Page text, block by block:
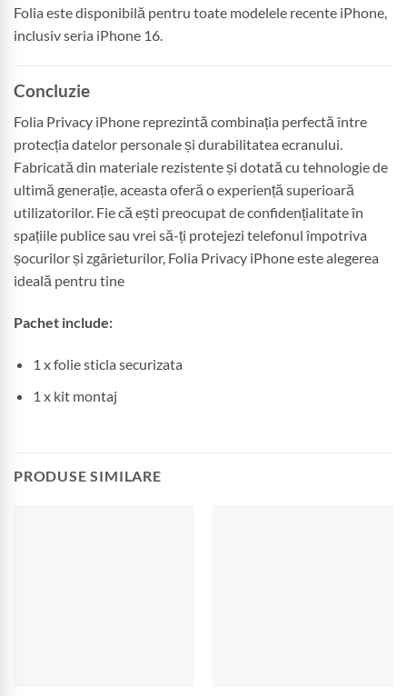
Folia este disponibilă pentru toate modelele recente iPhone,
inclusiv seria iPhone 16.
Concluzie
Folia Privacy iPhone reprezintă combinația perfectă între
protecția datelor personale și durabilitatea ecranului.
Fabricată din materiale rezistente și dotată cu tehnologie de
ultimă generație, aceasta oferă o experiență superioară
utilizatorilor. Fie că ești preocupat de confidențialitate în
spațiile publice sau vrei să-ți protejezi telefonul împotriva
șocurilor și zgârieturilor, Folia Privacy iPhone este alegerea
ideală pentru tine
Pachet include:
1 x folie sticla securizata
1 x kit montaj
PRODUSE SIMILARE